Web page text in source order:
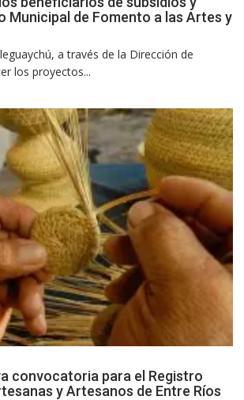
Municipal de Fomento a las Artes y
a través de la Dirección de
los proyectos...
convocatoria para el Registro
y Artesanos de Entre Ríos